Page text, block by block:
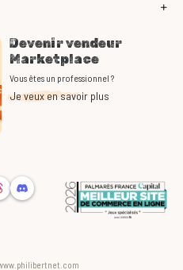
Devenir vendeur
Marketplace
Vous êtes un professionnel ?
Je veux en savoir plus
Discord